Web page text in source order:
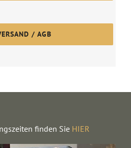
/ AGB
finden Sie HIER